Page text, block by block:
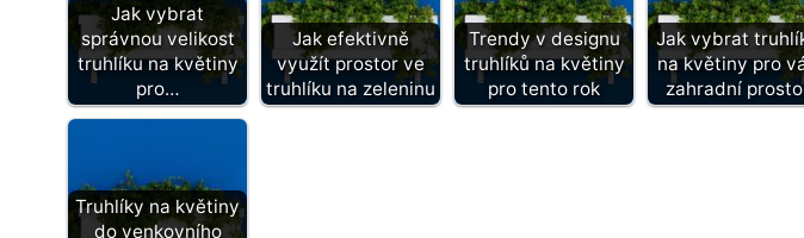
Jak vybrat
správnou velikost
truhlíku na květiny
pro…
Jak efektivně
využít prostor ve
truhlíku na zeleninu
Trendy v designu
truhlíků na květiny
pro tento rok
Jak vybrat
na květiny pro
zahradní
Truhlíky na květiny
do venkovního